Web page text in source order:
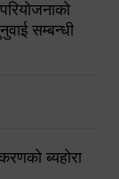
सम्बन्धी
ब्यहोरा